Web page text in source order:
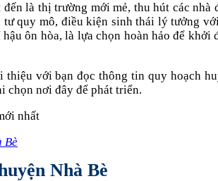
là thị trường mới mẻ, thu hút các nhà
quy mô, điều kiện sinh thái lý tưởng
ôn hòa, là lựa chọn hoàn hảo để khởi
thiệu với bạn đọc thông tin quy hoạch
chọn nơi đây để phát triển.
nhất
Bè
Nhà Bè